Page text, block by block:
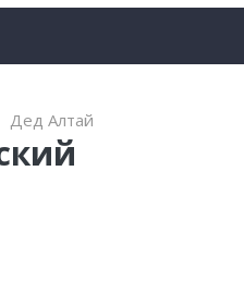
Дед Алтай